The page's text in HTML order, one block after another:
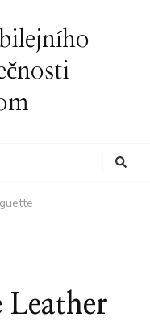
Leather